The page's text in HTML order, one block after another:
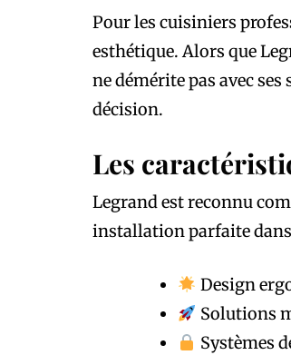
Pour les cuisiniers
esthétique. Alors que
ne démérite pas avec
décision.
Les
Legrand est reconnu
installation parfaite dans
Design
Solutions
Systèmes